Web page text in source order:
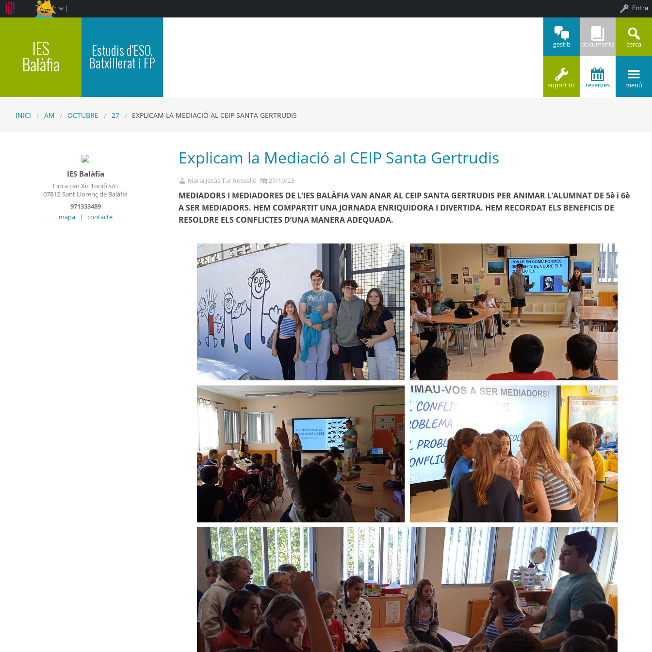
IES
Balàfia
Estudis d'ESO,
Batxillerat i FP
gestib documents cerca
suport tic reserves menú
INICI AM OCTUBRE 27 EXPLICAM LA MEDIACIÓ AL CEIP SANTA GERTRUDIS
Explicam la Mediació al CEIP Santa Gertrudis
Maria Jesús Tur Rosselló 27/10/23
MEDIADORS I MEDIADORES DE L’IES BALÀFIA VAN ANAR AL CEIP SANTA GERTRUDIS PER ANIMAR L’ALUMNAT DE 5è i 6è
A SER MEDIADORS. HEM COMPARTIT UNA JORNADA ENRIQUIDORA I DIVERTIDA. HEM RECORDAT ELS BENEFICIS DE
RESOLDRE ELS CONFLICTES D’UNA MANERA ADEQUADA.
IES Balàfia
Finca can Xic Tonió s/n
07812 Sant Llorenç de Balàfia
971333489
mapa
| contacte
Entra